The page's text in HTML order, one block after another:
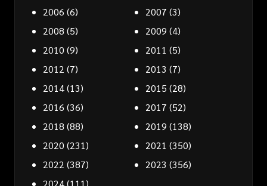
2006 (6) 2007 (3)
2008 (5) 2009 (4)
2010 (9) 2011 (5)
2012 (7) 2013 (7)
2014(13) 2015 (28)
2016 (36) 2017 (52)
2018 (88) 2019 (138)
2020 (231) 2021 (350)
2022 (387) 2023 (356)
2024(111)